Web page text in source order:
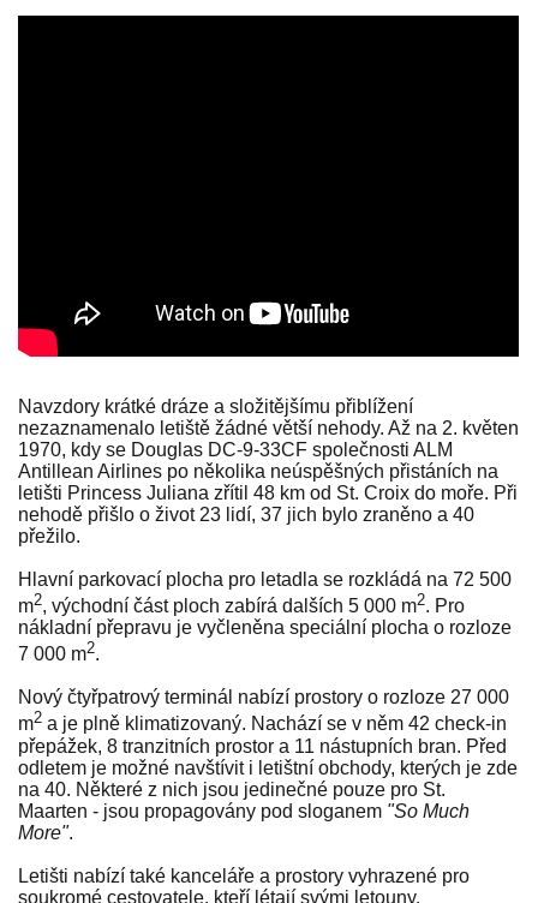
Navzdory krátké dráze a složitějšímu přiblížení
nezaznamenalo letiště žádné větší nehody. Až na 2. květen
1970, kdy se Douglas DC-9-33CF společnosti ALM
Antillean Airlines po několika neúspěšných přistáních na
letišti Princess Juliana zřítil 48 km od St. Croix do moře. Při
nehodě přišlo o život 23 lidí, 37 jich bylo zraněno a 40
přežilo.
Hlavní parkovací plocha pro letadla se rozkládá na 72 500
m2, východní část ploch zabírá dalších 5 000 m2. Pro
nákladní přepravu je vyčleněna speciální plocha o rozloze
7 000 m2.
Nový čtyřpatrový terminál nabízí prostory o rozloze 27 000
m2 a je plně klimatizovaný. Nachází se v něm 42 check-in
přepážek, 8 tranzitních prostor a 11 nástupních bran. Před
odletem je možné navštívit i letištní obchody, kterých je zde
na 40. Některé z nich jsou jedinečné pouze pro St.
Maarten - jsou propagovány pod sloganem "So Much
More".
Letišti nabízí také kanceláře a prostory vyhrazené pro
soukromé cestovatele, kteří létají svými letouny.